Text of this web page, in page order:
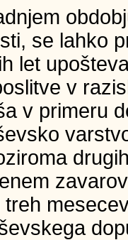
se lahko
let
v
v primeru